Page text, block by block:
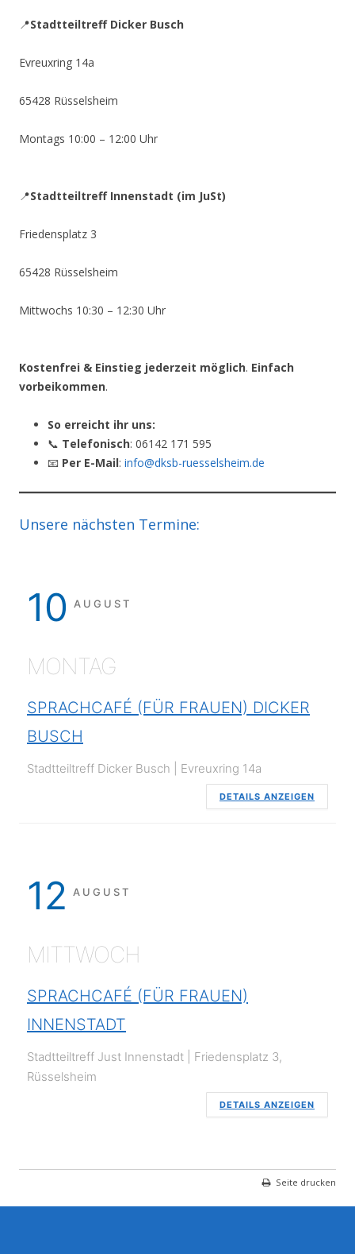
📍Stadtteiltreff Dicker Busch
Evreuxring 14a
65428 Rüsselsheim
Montags 10:00 – 12:00 Uhr
📍Stadtteiltreff Innenstadt (im JuSt)
Friedensplatz 3
65428 Rüsselsheim
Mittwochs 10:30 – 12:30 Uhr
Kostenfrei & Einstieg jederzeit möglich. Einfach
vorbeikommen.
So erreicht ihr uns:
📞 Telefonisch: 06142 171 595
📧 Per E-Mail: info@dksb-ruesselsheim.de
Unsere nächsten Termine:
10 AUGUST
MONTAG
SPRACHCAFÉ (FÜR FRAUEN) DICKER
BUSCH
Stadtteiltreff Dicker Busch | Evreuxring 14a
DETAILS ANZEIGEN
12 AUGUST
MITTWOCH
SPRACHCAFÉ (FÜR FRAUEN)
INNENSTADT
Stadtteiltreff Just Innenstadt | Friedensplatz 3,
Rüsselsheim
DETAILS ANZEIGEN
Seite drucken